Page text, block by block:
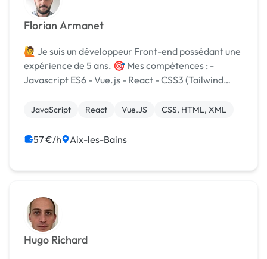
Florian Armanet
🙋 Je suis un développeur Front-end possédant une
expérience de 5 ans. 🎯 Mes compétences : -
Javascript ES6 - Vue.js - React - CSS3 (Tailwind
Linux / Windows, Git / Gitlab, Jenkins, Web...
JavaScript React Vue.JS CSS, HTML, XML
57 €/h Aix-les-Bains
Hugo Richard